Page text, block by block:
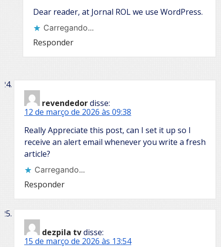
Dear reader, at Jornal ROL we use WordPress.
Carregando...
Responder
revendedordisse:
12 de março de 2026 às 09:38
Really Appreciate this post, can I set it up so I
receive an alert email whenever you write a fresh
article?
Carregando...
Responder
dezpila tvdisse:
15 de março de 2026 às 13:54